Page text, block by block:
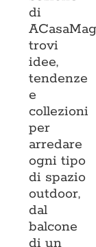
di
trovi
idee,
tendenze
e
collezioni
per
arredare
ogni tipo
di spazio
outdoor,
dal
balcone
di un